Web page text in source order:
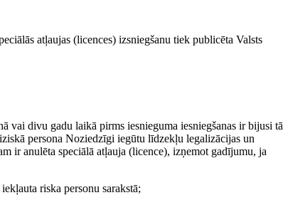
atļaujas (licences) izsniegšanu tiek publicēta Valsts
vai divu gadu laikā pirms iesnieguma iesniegšanas ir bijusi tā
persona Noziedzīgi iegūtu līdzekļu legalizācijas un
ir anulēta speciālā atļauja (licence), izņemot gadījumu, ja
riska personu sarakstā;